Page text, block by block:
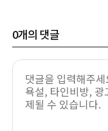
0개의 댓글